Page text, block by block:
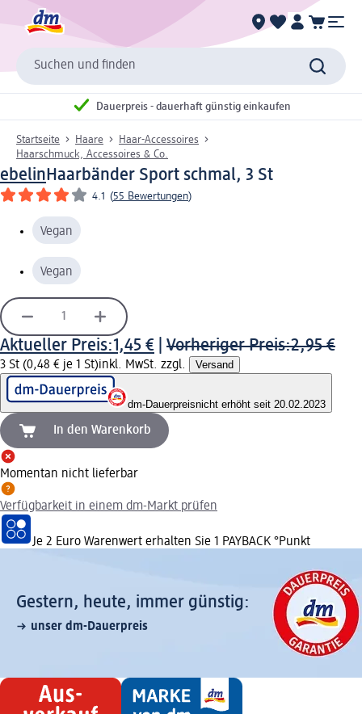
Suchen und finden
Dauerpreis - dauerhaft günstig einkaufen
Startseite Haare
Haar-Accessoires
Haarschmuck, Accessoires & Co.
ebelin Haarbänder Sport schmal, 3 St
4.1 (55 Bewertungen)
Vegan
Vegan
Aktueller Preis:1,45 € Vorheriger Preis:2,95 €
3 St (0,48 € je 1 St)inkl. MwSt. zzgl. Versand
dm-Dauerpreisnicht erhöht seit 20.02.2023
In den Warenkorb
Momentan nicht lieferbar
Verfügbarkeit in einem dm-Markt prüfen
Je 2 Euro Warenwert erhalten Sie 1 PAYBACK °Punkt
Gestern, heute, immer günstig:
unser dm-Dauerpreis